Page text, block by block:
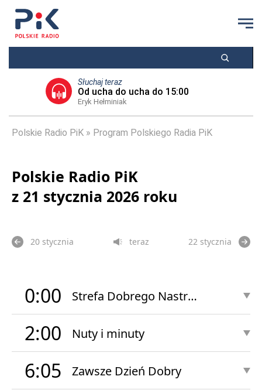
Słuchaj teraz
Od ucha do ucha do 15:00
Eryk Hełminiak
Polskie Radio PiK Program Polskiego Radia PiK
Polskie Radio PiK
z 21 stycznia 2026 roku
20 stycznia teraz 22 stycznia
0:00 Strefa Dobrego Nastroju Nocą
2:00 Nuty i minuty
6:05 Zawsze Dzień Dobry